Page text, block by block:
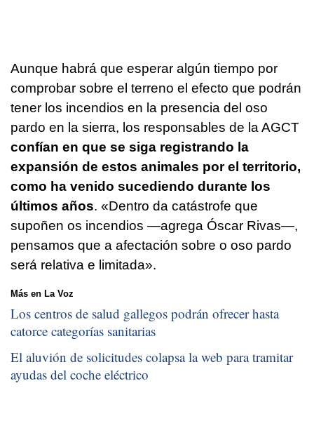
Aunque habrá que esperar algún tiempo por
comprobar sobre el terreno el efecto que podrán
tener los incendios en la presencia del oso
pardo en la sierra, los responsables de la AGCT
confían en que se siga registrando la
expansión de estos animales por el territorio,
como ha venido sucediendo durante los
últimos años. «Dentro da catástrofe que
supoñen os incendios —agrega Óscar Rivas—,
pensamos que a afectación sobre o oso pardo
será relativa e limitada».
Más en La Voz
Los centros de salud gallegos podrán ofrecer hasta
catorce categorías sanitarias
El aluvión de solicitudes colapsa la web para tramitar
ayudas del coche eléctrico